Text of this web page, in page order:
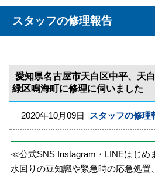
スタッフの修理報告
愛知県名古屋市天白区中平、天
緑区鳴海町に修理に伺いました
2020年10月09日 スタッフの修理
≪公式SNS Instagram・LINEはじめ
水回りの豆知識や緊急時の応急処置